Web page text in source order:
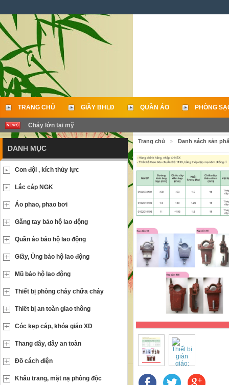
TRANG CHỦ GIẦY BHLĐ QUẦN ÁO PHÒNG
LIÊN HỆ
Cháy lớn tại mỹ
Trang chủ Danh sách sản
DANH MỤC
Con đội , kích thủy lực
Lắc cáp NGK
Áo phao, phao bơi
Găng tay bảo hộ lao động
Quần áo bảo hộ lao động
Giầy, Ủng bảo hộ lao động
Mũ bảo hộ lao động
Thiết bị phòng cháy chữa cháy
Thiết bị an toàn giao thông
Cóc kẹp cáp, khóa giáo XD
Thang dây, dây an toàn
Đồ cách điện
Khẩu trang, mặt nạ phòng độc